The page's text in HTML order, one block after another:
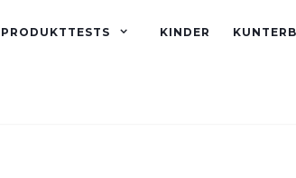
PRODUKTTESTS KINDER